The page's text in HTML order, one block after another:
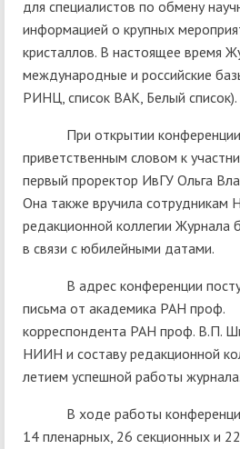
для специалистов по обмену
информацией о крупных
кристаллов. В настоящее время
международные и российские
РИНЦ, список ВАК, Белый список).
При открытии конференции
приветственным словом к
первый проректор ИвГУ Ольга
Она также вручила сотрудникам
редакционной коллегии Журнала
в связи с юбилейными датами.
В адрес конференции
письма от академика РАН проф.
корреспондента РАН проф. В.П.
НИИН и составу редакционной
летием успешной работы журнала.
В ходе работы конференции
14 пленарных, 26 секционных и